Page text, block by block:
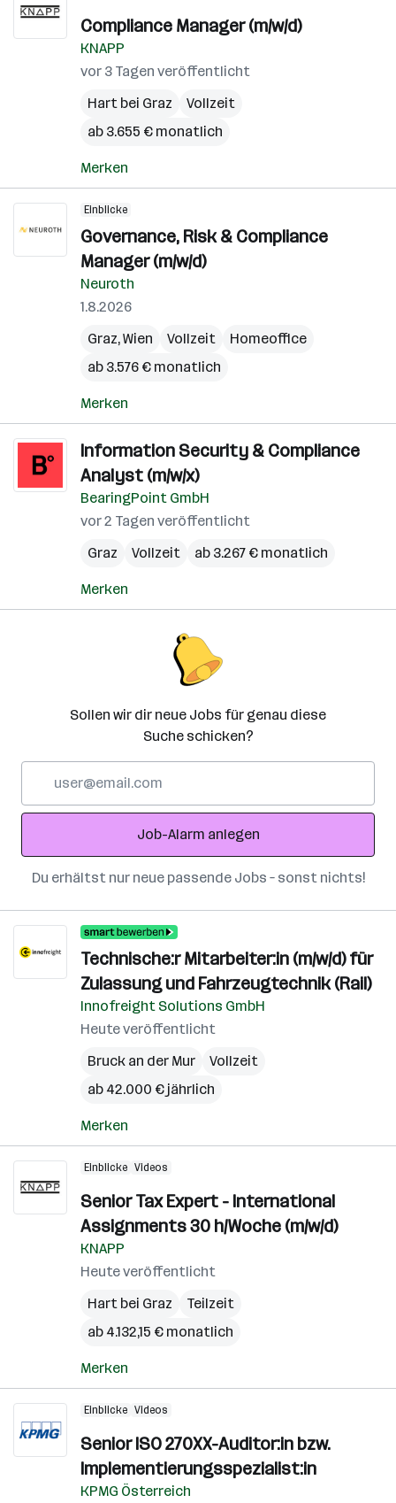
Compliance Manager (m/w/d)
KNAPP
vor 3 Tagen veröffentlicht
Hart bei Graz
Vollzeit
ab 3.655 € monatlich
Merken
Einblicke
Governance, Risk & Compliance
Manager (m/w/d)
Neuroth
1.8.2026
Graz,Wien Vollzeit
Homeoffice
ab 3.576 € monatlich
Merken
Information Security & Compliance
Analyst (m/w/x)
BearingPoint GmbH
vor 2 Tagen veröffentlicht
Graz
Vollzeit ab 3.267 € monatlich
Merken
Sollen wir dir neue Jobs für genau diese
Suche schicken?
Adresse
Job-Alarm anlegen
Du erhältst nur neue passende Jobs – sonst nichts!
Technische:r Mitarbeiter:in (m/w/d) für
Zulassung und Fahrzeugtechnik (Rail)
Innofreight Solutions GmbH
Heute veröffentlicht
Bruck an der Mur
Vollzeit
ab 42.000 € jährlich
Merken
Einblicke Videos
Senior Tax Expert - International
Assignments 30 h/Woche (m/w/d)
KNAPP
Heute veröffentlicht
Hart bei Graz
Teilzeit
ab 4.132,15 € monatlich
Merken
Einblicke Videos
Senior ISO 270XX-Auditor:in bzw.
Implementierungsspezialist:in
KPMG Österreich